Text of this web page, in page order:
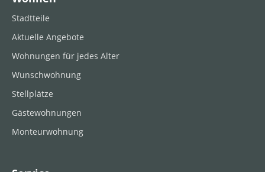
Stadtteile
Aktuelle Angebote
Wohnungen für jedes Alter
Wunschwohnung
Stellplätze
Gästewohnungen
Monteurwohnung